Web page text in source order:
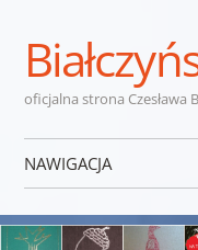
oficjalna strona Czesława
NAWIGACJA